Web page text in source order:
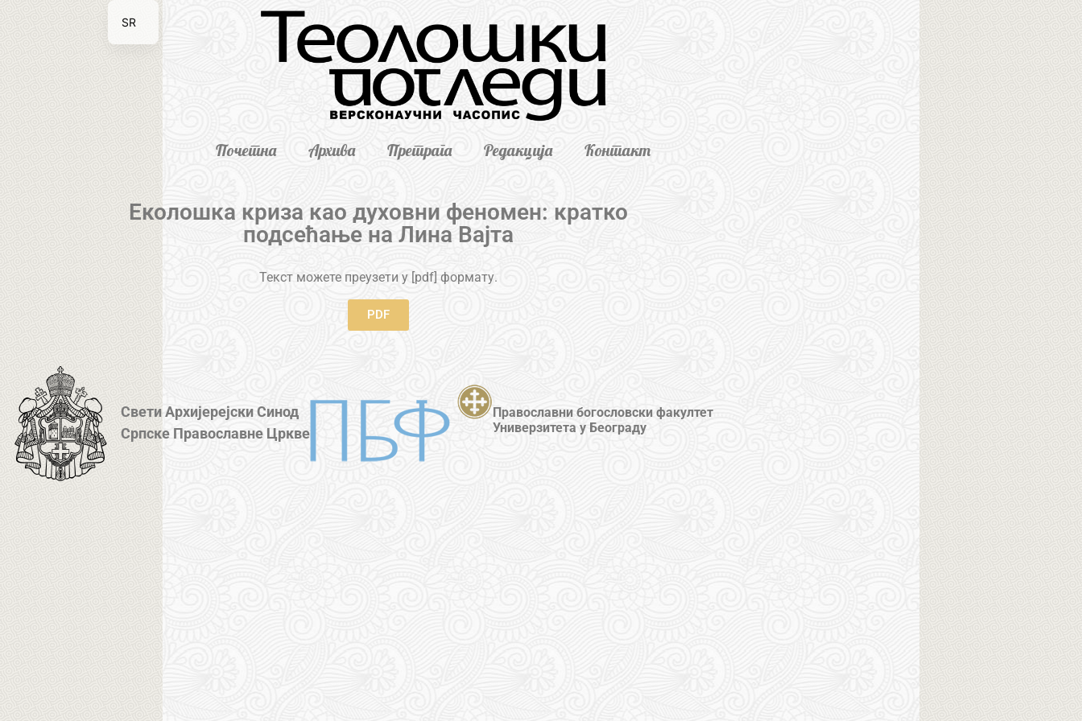
Почетна Архива Претрага Редакција Контакт
Еколошка криза као духовни феномен: кратко
подсећање на Лина Вајта
Текст можете преузети у [pdf] формату.
PDF
Свети Архијерејски Синод
Српске Православне Цркве
Православни богословски факултет
Универзитета у Београду
SR
EN